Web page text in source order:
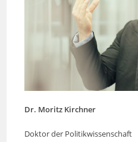
Dr. Moritz Kirchner
Doktor der Politikwissenschaft